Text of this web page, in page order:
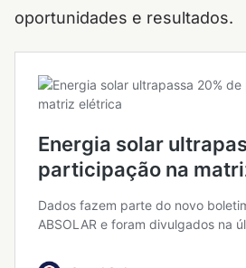
oportunidades e resultados.